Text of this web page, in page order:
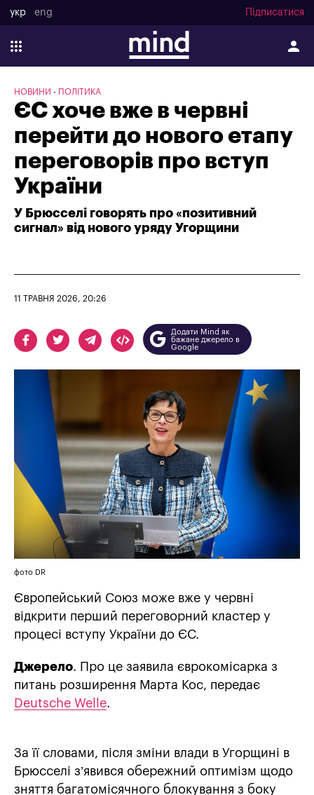
укр eng Підписатися
НОВИНИ ПОЛІТИКА
ЄС хоче вже в червні
перейти до нового етапу
переговорів про вступ
України
У Брюсселі говорять про «позитивний
сигнал» від нового уряду Угорщини
11 ТРАВНЯ 2026, 20:26
Додати Mind як
бажане джерело в
Google
фото DR
Європейський Союз може вже у червні
відкрити перший переговорний кластер у
процесі вступу України до ЄС.
Джерело. Про це заявила єврокомісарка з
питань розширення Марта Кос, передає
Deutsche Welle.
За її словами, після зміни влади в Угорщині в
Брюсселі з’явився обережний оптимізм щодо
зняття багатомісячного блокування з боку